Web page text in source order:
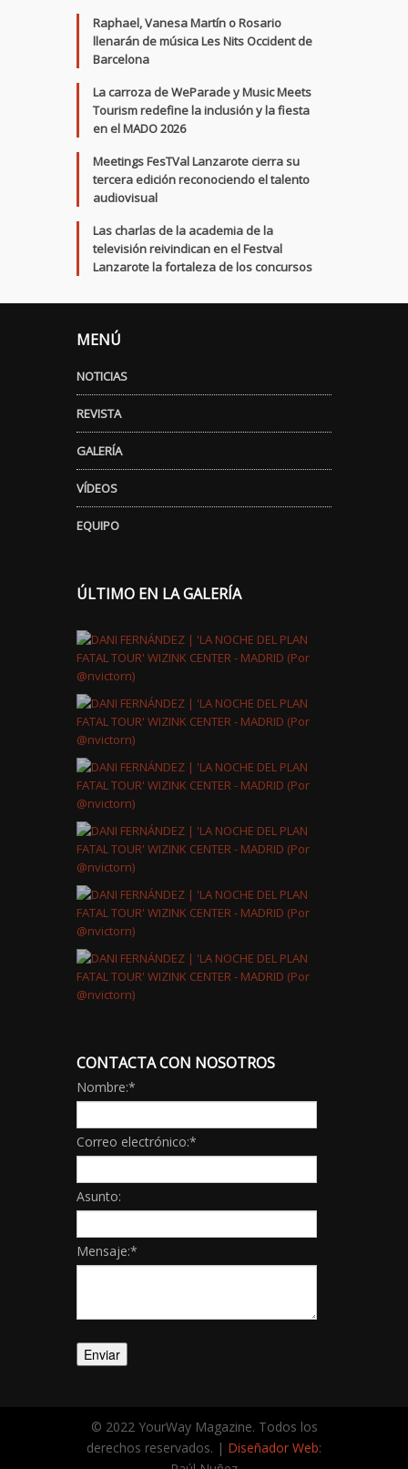
Raphael, Vanesa Martín o Rosario
llenarán de música Les Nits Occident de
Barcelona
La carroza de WeParade y Music Meets
Tourism redefine la inclusión y la fiesta
en el MADO 2026
Meetings FesTVal Lanzarote cierra su
tercera edición reconociendo el talento
audiovisual
Las charlas de la academia de la
televisión reivindican en el Festval
Lanzarote la fortaleza de los concursos
MENÚ
NOTICIAS
REVISTA
GALERÍA
VÍDEOS
EQUIPO
ÚLTIMO EN LA GALERÍA
CONTACTA CON NOSOTROS
Nombre:*
Correo electrónico:*
Asunto:
Mensaje:*
© 2022 YourWay Magazine. Todos los
derechos reservados. | Diseñador Web: